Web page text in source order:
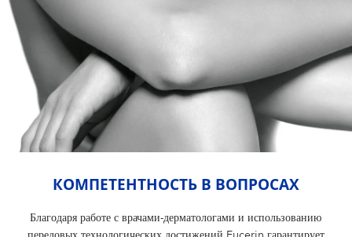
КОМПЕТЕНТНОСТЬ В ВОПРОСАХ
Благодаря работе с врачами-дерматологами и использованию